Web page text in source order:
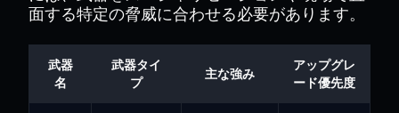
面する特定の脅威に合わせる必要があります。
武器
名
武器タイ
プ
主な強み
アップグレ
ード優先度